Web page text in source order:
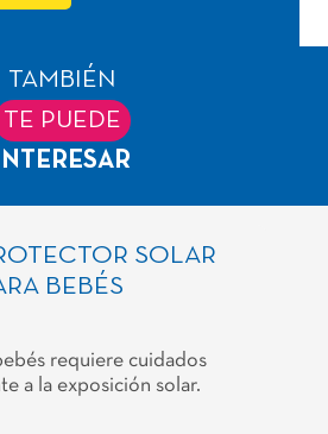
TAMBIÉN
TE PUEDE
INTERESAR
SOLAR
BEBÉS
requiere cuidados
a la exposición solar.